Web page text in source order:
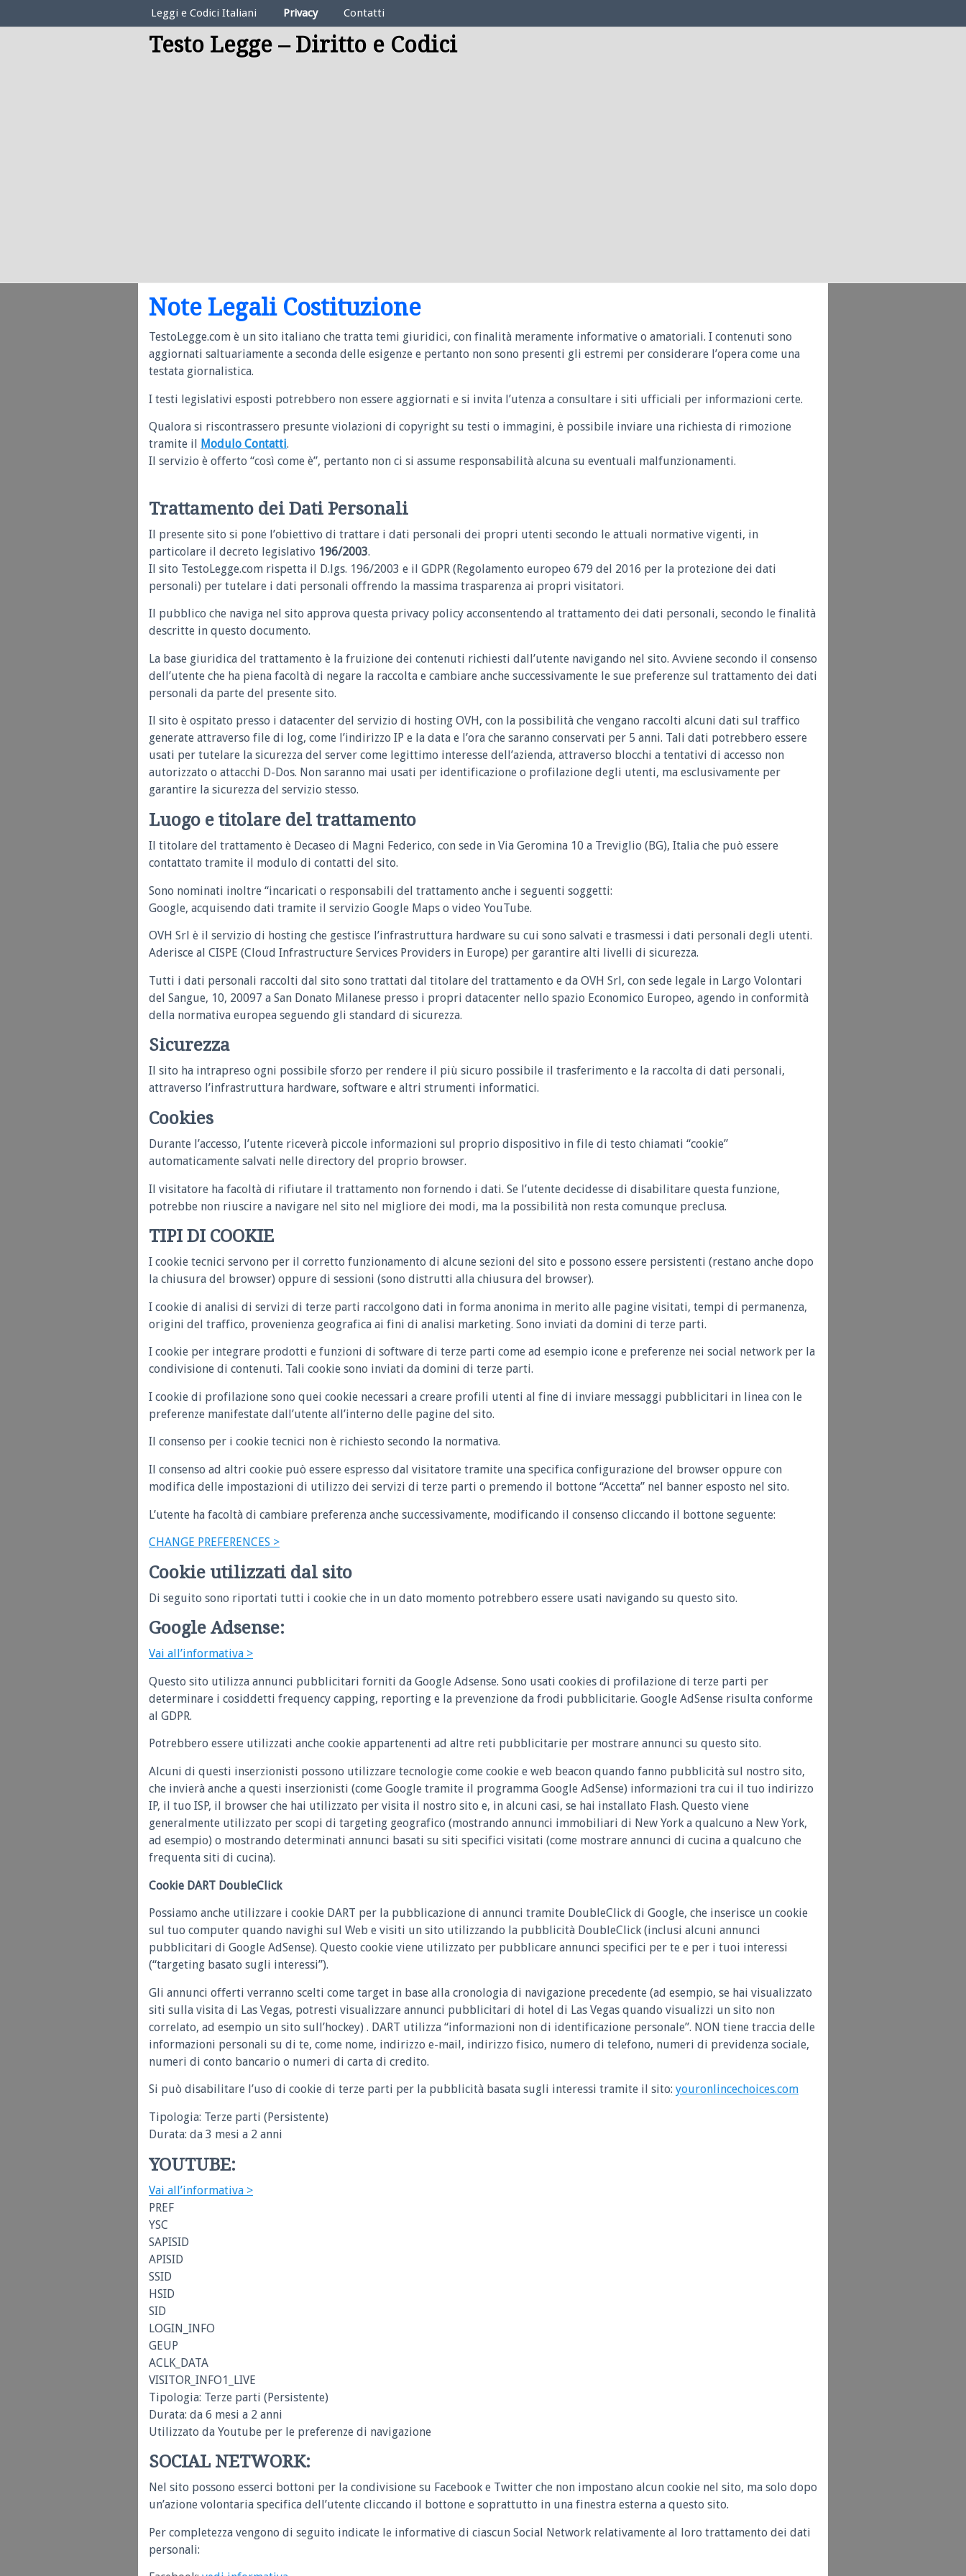
Elenco Codici Legali
Leggi e Codici Italiani Privacy Contatti
Testo Legge – Diritto e Codici
Note Legali Costituzione
TestoLegge.com è un sito italiano che tratta temi giuridici, con finalità meramente informative o amatoriali. I contenuti sono
aggiornati saltuariamente a seconda delle esigenze e pertanto non sono presenti gli estremi per considerare l’opera come una
testata giornalistica.
I testi legislativi esposti potrebbero non essere aggiornati e si invita l’utenza a consultare i siti ufficiali per informazioni certe.
Qualora si riscontrassero presunte violazioni di copyright su testi o immagini, è possibile inviare una richiesta di rimozione
tramite il
Modulo Contatti.
Il servizio è offerto “così come è”, pertanto non ci si assume responsabilità alcuna su eventuali malfunzionamenti.
Trattamento dei Dati Personali
Il presente sito si pone l’obiettivo di trattare i dati personali dei propri utenti secondo le attuali normative vigenti, in
particolare il decreto legislativo 196/2003.
Il sito TestoLegge.com rispetta il D.lgs. 196/2003 e il GDPR (Regolamento europeo 679 del 2016 per la protezione dei dati
personali) per tutelare i dati personali offrendo la massima trasparenza ai propri visitatori.
Il pubblico che naviga nel sito approva questa privacy policy acconsentendo al trattamento dei dati personali, secondo le finalità
descritte in questo documento.
La base giuridica del trattamento è la fruizione dei contenuti richiesti dall’utente navigando nel sito. Avviene secondo il consenso
dell’utente che ha piena facoltà di negare la raccolta e cambiare anche successivamente le sue preferenze sul trattamento dei dati
personali da parte del presente sito.
Il sito è ospitato presso i datacenter del servizio di hosting OVH, con la possibilità che vengano raccolti alcuni dati sul traffico
generate attraverso file di log, come l’indirizzo IP e la data e l’ora che saranno conservati per 5 anni. Tali dati potrebbero essere
usati per tutelare la sicurezza del server come legittimo interesse dell’azienda, attraverso blocchi a tentativi di accesso non
autorizzato o attacchi D-Dos. Non saranno mai usati per identificazione o profilazione degli utenti, ma esclusivamente per
garantire la sicurezza del servizio stesso.
Luogo e titolare del trattamento
Il titolare del trattamento è Decaseo di Magni Federico, con sede in Via Geromina 10 a Treviglio (BG), Italia che può essere
contattato tramite il modulo di contatti del sito.
Sono nominati inoltre “incaricati o responsabili del trattamento anche i seguenti soggetti:
Google, acquisendo dati tramite il servizio Google Maps o video YouTube.
OVH Srl è il servizio di hosting che gestisce l’infrastruttura hardware su cui sono salvati e trasmessi i dati personali degli utenti.
Aderisce al CISPE (Cloud Infrastructure Services Providers in Europe) per garantire alti livelli di sicurezza.
Tutti i dati personali raccolti dal sito sono trattati dal titolare del trattamento e da OVH Srl, con sede legale in Largo Volontari
del Sangue, 10, 20097 a San Donato Milanese presso i propri datacenter nello spazio Economico Europeo, agendo in conformità
della normativa europea seguendo gli standard di sicurezza.
Sicurezza
Il sito ha intrapreso ogni possibile sforzo per rendere il più sicuro possibile il trasferimento e la raccolta di dati personali,
attraverso l’infrastruttura hardware, software e altri strumenti informatici.
Cookies
Durante l’accesso, l’utente riceverà piccole informazioni sul proprio dispositivo in file di testo chiamati “cookie”
automaticamente salvati nelle directory del proprio browser.
Il visitatore ha facoltà di rifiutare il trattamento non fornendo i dati. Se l’utente decidesse di disabilitare questa funzione,
potrebbe non riuscire a navigare nel sito nel migliore dei modi, ma la possibilità non resta comunque preclusa.
TIPI DI COOKIE
I cookie tecnici servono per il corretto funzionamento di alcune sezioni del sito e possono essere persistenti (restano anche dopo
la chiusura del browser) oppure di sessioni (sono distrutti alla chiusura del browser).
I cookie di analisi di servizi di terze parti raccolgono dati in forma anonima in merito alle pagine visitati, tempi di permanenza,
origini del traffico, provenienza geografica ai fini di analisi marketing. Sono inviati da domini di terze parti.
I cookie per integrare prodotti e funzioni di software di terze parti come ad esempio icone e preferenze nei social network per la
condivisione di contenuti. Tali cookie sono inviati da domini di terze parti.
I cookie di profilazione sono quei cookie necessari a creare profili utenti al fine di inviare messaggi pubblicitari in linea con le
preferenze manifestate dall’utente all’interno delle pagine del sito.
Il consenso per i cookie tecnici non è richiesto secondo la normativa.
Il consenso ad altri cookie può essere espresso dal visitatore tramite una specifica configurazione del browser oppure con
modifica delle impostazioni di utilizzo dei servizi di terze parti o premendo il bottone “Accetta” nel banner esposto nel sito.
L’utente ha facoltà di cambiare preferenza anche successivamente, modificando il consenso cliccando il bottone seguente:
CHANGE PREFERENCES >
Cookie utilizzati dal sito
Di seguito sono riportati tutti i cookie che in un dato momento potrebbero essere usati navigando su questo sito.
Google Adsense:
Vai all’informativa >
Questo sito utilizza annunci pubblicitari forniti da Google Adsense. Sono usati cookies di profilazione di terze parti per
determinare i cosiddetti frequency capping, reporting e la prevenzione da frodi pubblicitarie. Google AdSense risulta conforme
al GDPR.
Potrebbero essere utilizzati anche cookie appartenenti ad altre reti pubblicitarie per mostrare annunci su questo sito.
Alcuni di questi inserzionisti possono utilizzare tecnologie come cookie e web beacon quando fanno pubblicità sul nostro sito,
che invierà anche a questi inserzionisti (come Google tramite il programma Google AdSense) informazioni tra cui il tuo indirizzo
IP, il tuo ISP, il browser che hai utilizzato per visita il nostro sito e, in alcuni casi, se hai installato Flash. Questo viene
generalmente utilizzato per scopi di targeting geografico (mostrando annunci immobiliari di New York a qualcuno a New York,
ad esempio) o mostrando determinati annunci basati su siti specifici visitati (come mostrare annunci di cucina a qualcuno che
frequenta siti di cucina).
Cookie DART DoubleClick
Possiamo anche utilizzare i cookie DART per la pubblicazione di annunci tramite DoubleClick di Google, che inserisce un cookie
sul tuo computer quando navighi sul Web e visiti un sito utilizzando la pubblicità DoubleClick (inclusi alcuni annunci
pubblicitari di Google AdSense). Questo cookie viene utilizzato per pubblicare annunci specifici per te e per i tuoi interessi
(“targeting basato sugli interessi”).
Gli annunci offerti verranno scelti come target in base alla cronologia di navigazione precedente (ad esempio, se hai visualizzato
siti sulla visita di Las Vegas, potresti visualizzare annunci pubblicitari di hotel di Las Vegas quando visualizzi un sito non
correlato, ad esempio un sito sull’hockey) . DART utilizza “informazioni non di identificazione personale”. NON tiene traccia delle
informazioni personali su di te, come nome, indirizzo e-mail, indirizzo fisico, numero di telefono, numeri di previdenza sociale,
numeri di conto bancario o numeri di carta di credito.
Si può disabilitare l’uso di cookie di terze parti per la pubblicità basata sugli interessi tramite il sito: youronlincechoices.com
Tipologia: Terze parti (Persistente)
Durata: da 3 mesi a 2 anni
YOUTUBE:
Vai all’informativa >
PREF
YSC
SAPISID
APISID
SSID
HSID
SID
LOGIN_INFO
GEUP
ACLK_DATA
VISITOR_INFO1_LIVE
Tipologia: Terze parti (Persistente)
Durata: da 6 mesi a 2 anni
Utilizzato da Youtube per le preferenze di navigazione
SOCIAL NETWORK:
Nel sito possono esserci bottoni per la condivisione su Facebook e Twitter che non impostano alcun cookie nel sito, ma solo dopo
un’azione volontaria specifica dell’utente cliccando il bottone e soprattutto in una finestra esterna a questo sito.
Per completezza vengono di seguito indicate le informative di ciascun Social Network relativamente al loro trattamento dei dati
personali: